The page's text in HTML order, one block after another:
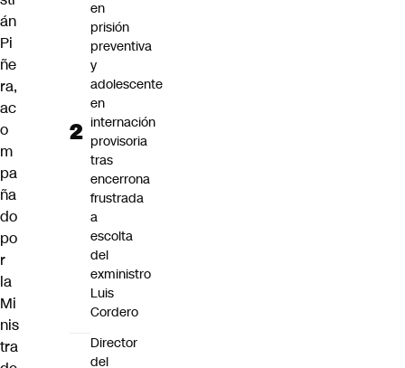
án
Pi
ñe
ra,
ac
o
m
pa
ña
do
po
r
la
Mi
nis
tra
en
prisión
preventiva
y
adolescente
en
internación
provisoria
tras
encerrona
frustrada
a
escolta
del
exministro
Luis
Cordero
Director
del